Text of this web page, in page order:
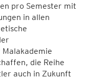
pro Semester mit
in allen
die Reihe
auch in Zukunft